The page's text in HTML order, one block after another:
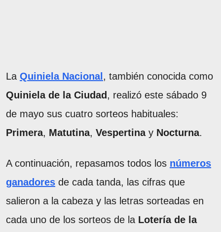
La Quiniela Nacional , también conocida como
Quiniela de la Ciudad , realizó este sábado 9
de mayo sus cuatro sorteos habituales:
Primera, Matutina, Vespertinay Nocturna.
A continuación, repasamos todos los números
ganadores de cada tanda, las cifras que
salieron a la cabeza y las letras sorteadas en
cada uno de los sorteos de la Lotería de la